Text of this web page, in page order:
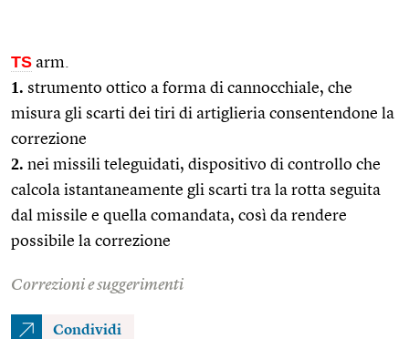
TS arm.
1. strumento ottico a forma di cannocchiale, che
misura gli scarti dei tiri di artiglieria consentendone la
correzione
2. nei missili teleguidati, dispositivo di controllo che
calcola istantaneamente gli scarti tra la rotta seguita
dal missile e quella comandata, così da rendere
possibile la correzione
Correzioni e suggerimenti
Condividi